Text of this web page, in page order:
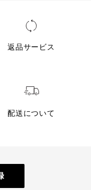
返品サービス
配送について